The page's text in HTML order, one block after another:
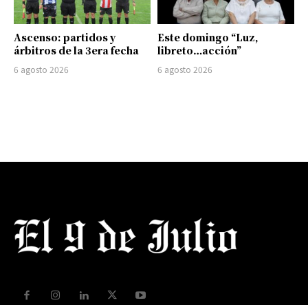
Ascenso: partidos y
árbitros de la 3era fecha
6 agosto 2026
Este domingo “Luz,
libreto…acción”
6 agosto 2026